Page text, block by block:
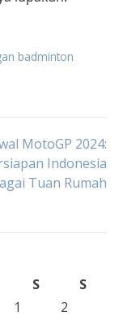
badminton
MotoGP 2024:
Indonesia
Tuan Rumah
S
S
1
2